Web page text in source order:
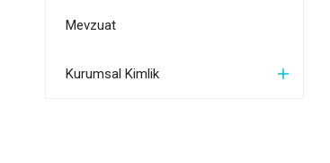
Mevzuat
Kurumsal Kimlik